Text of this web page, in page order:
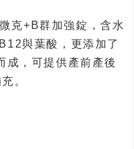
克+B群加強錠，含水
與葉酸，更添加了
成，可提供產前產後
。